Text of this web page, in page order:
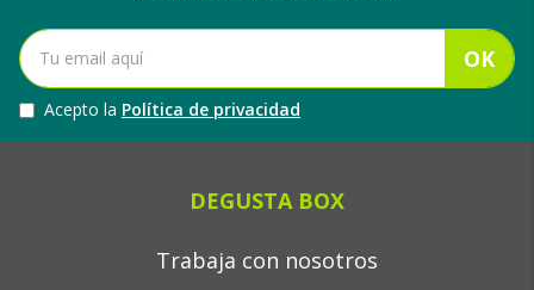
OK
Acepto la Política de privacidad
DEGUSTA BOX
Trabaja con nosotros